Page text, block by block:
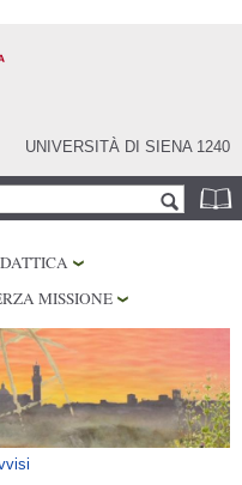
UNIVERSITÀ DI SIENA 1240
di ricerca
MISSIONE